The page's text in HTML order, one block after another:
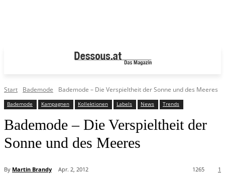
Start Bademode Bademode – Die Verspieltheit der Sonne und des Meeres
Bademode Kampagnen Kollektionen Labels News Trends
Bademode – Die Verspieltheit der
Sonne und des Meeres
By Martin Brandy Apr. 2, 2012 1
1265